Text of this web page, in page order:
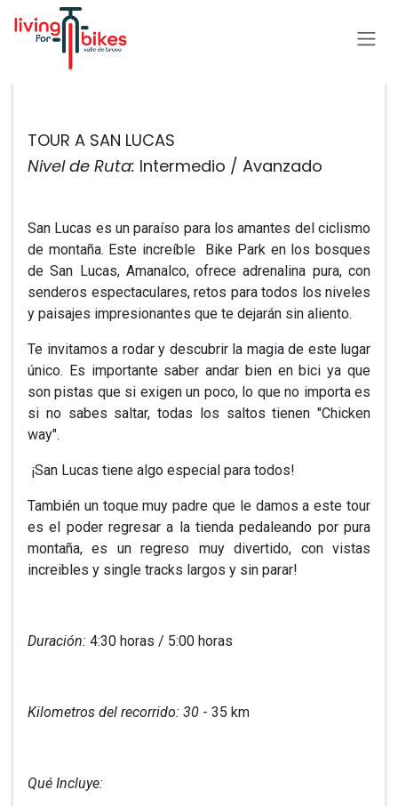
TOUR A SAN LUCAS
Nivel de Ruta: Intermedio / Avanzado
San Lucas es un paraíso para los amantes del ciclismo
de montaña. Este increíble Bike Park en los bosques
de San Lucas, Amanalco, ofrece adrenalina pura, con
senderos espectaculares, retos para todos los niveles
y paisajes impresionantes que te dejarán sin aliento.
Te invitamos a rodar y descubrir la magia de este lugar
único. Es importante saber andar bien en bici ya que
son pistas que si exigen un poco, lo que no importa es
si no sabes saltar, todas los saltos tienen "Chicken
way".
¡San Lucas tiene algo especial para todos!
También un toque muy padre que le damos a este tour
es el poder regresar a la tienda pedaleando por pura
montaña, es un regreso muy divertido, con vistas
increibles y single tracks largos y sin parar!
Duración: 4:30 horas / 5:00 horas
Kilometros del recorrido: 30 - 35 km
Qué Incluye: